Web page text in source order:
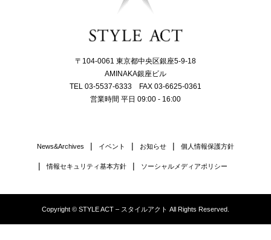
〒104-0061 東京都中央区銀座5-9-18
AMINAKA銀座ビル
TEL 03-5537-6333 FAX 03-6625-0361
営業時間 平日 09:00 - 16:00
News&Archives イベント お知らせ 個人情報保護方針
情報セキュリティ基本方針 ソーシャルメディアポリシー
Copyright © STYLE ACT – スタイルアクト All Rights Reserved.